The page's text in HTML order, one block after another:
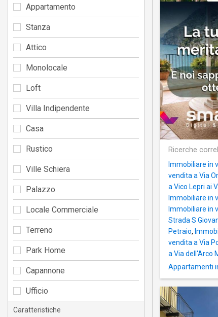
Ricerche
Immobiliare in
vendita a Via
a Vico Lepri ai
Immobiliare in
Immobiliare in
Strada S
Petraio,
vendita a Via
a Via dell'Arco
Appartamenti
Appartamento
Stanza
Attico
Monolocale
Loft
Villa Indipendente
Casa
Rustico
Ville Schiera
Palazzo
Locale Commerciale
Terreno
Park Home
Capannone
Ufficio
Caratteristiche